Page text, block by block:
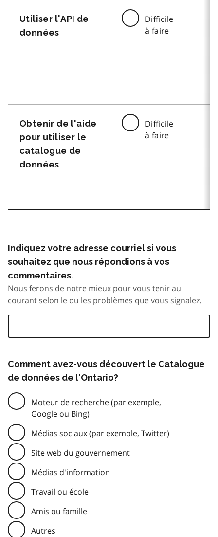
Utiliser l'API de
données
Difficile
à faire
Obtenir de l'aide
pour utiliser le
catalogue de
données
Difficile
à faire
Indiquez votre adresse courriel si vous
souhaitez que nous répondions à vos
commentaires.
Nous ferons de notre mieux pour vous tenir au
courant selon le ou les problèmes que vous signalez.
Comment avez-vous découvert le Catalogue
de données de l'Ontario?
Moteur de recherche (par exemple,
Google ou Bing)
Médias sociaux (par exemple, Twitter)
Site web du gouvernement
Médias d'information
Travail ou école
Amis ou famille
Autres